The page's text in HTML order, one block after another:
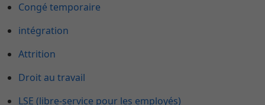
Congé temporaire
intégration
Attrition
Droit au travail
LSE (libre-service pour les employés)